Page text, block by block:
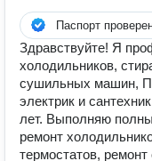
Паспорт
Здравствуйте! Я
холодильников,
сушильных машин,
электрик и
лет. Выполняю
ремонт
термостатов,